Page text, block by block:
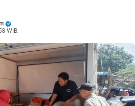
WIB.